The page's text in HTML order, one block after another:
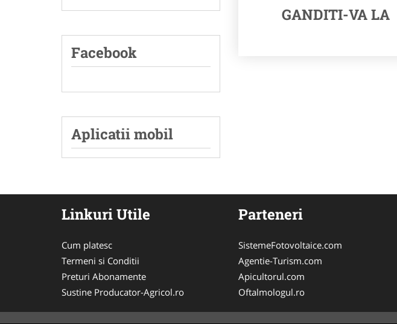
Facebook
Aplicatii mobil
GANDITI-VA LA
Linkuri Utile
Cum platesc
Termeni si Conditii
Preturi Abonamente
Sustine Producator-Agricol.ro
Parteneri
SistemeFotovoltaice.com
Agentie-Turism.com
Apicultorul.com
Oftalmologul.ro